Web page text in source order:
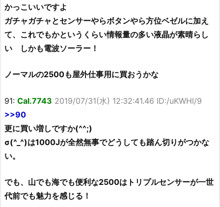
かっこいいですよ
ガチャガチャとセンサーやらボタンやら方位ベゼルに加え
て、これでもかというくらい情報量の多い液晶が素晴らし
い しかも電波ソーラー！
ノーマルの2500も屋外仕事用に買おうかな
91: Cal.7743 2019/07/31(水) 12:32:41.46 ID:/uKWHl/9
>>90
更に買い増しですか(^^;)
σ(^_^)は1000Jが全然無事でどうしても踏ん切りがつかな
い。
でも、山でも海でも便利な2500はトリプルセンサーが一世
代前でも魅力を感じる！